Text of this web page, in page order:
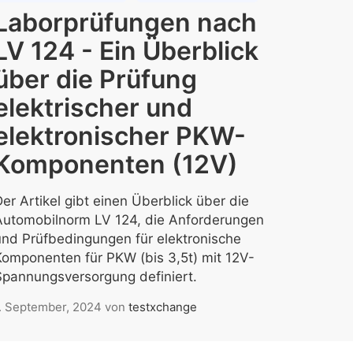
nach
124 - Ein Überblick
die Prüfung
und
PKW-
(12V)
Artikel gibt einen Überblick über die
LV 124, die Anforderungen
Prüfbedingungen für elektronische
für PKW (bis 3,5t) mit 12V-
definiert.
September, 2024 von testxchange